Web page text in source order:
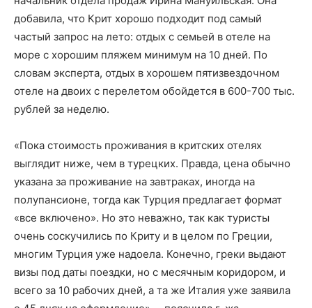
добавила, что Крит хорошо подходит под самый
частый запрос на лето: отдых с семьей в отеле на
море с хорошим пляжем минимум на 10 дней. По
словам эксперта, отдых в хорошем пятизвездочном
отеле на двоих с перелетом обойдется в 600-700 тыс.
рублей за неделю.
«Пока стоимость проживания в критских отелях
выглядит ниже, чем в турецких. Правда, цена обычно
указана за проживание на завтраках, иногда на
полупансионе, тогда как Турция предлагает формат
«все включено». Но это неважно, так как туристы
очень соскучились по Криту и в целом по Греции,
многим Турция уже надоела. Конечно, греки выдают
визы под даты поездки, но с месячным коридором, и
всего за 10 рабочих дней, а та же Италия уже заявила